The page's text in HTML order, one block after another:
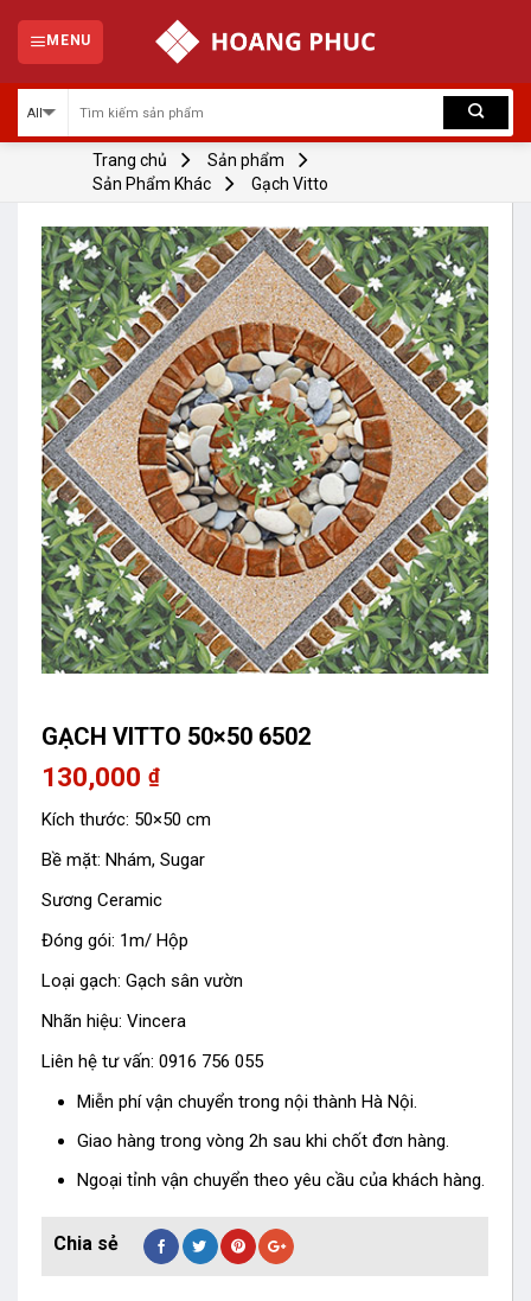
content
MENU
Trang chủ
Sản phẩm
Sản Phẩm Khác
Gạch Vitto
GẠCH VITTO 50×50 6502
130,000 ₫
Kích thước: 50×50 cm
Bề mặt: Nhám, Sugar
Sương Ceramic
Đóng gói: 1m/ Hộp
Loại gạch: Gạch sân vườn
Nhãn hiệu: Vincera
Liên hệ tư vấn: 0916 756 055
Miễn phí vận chuyển trong nội thành Hà Nội.
Giao hàng trong vòng 2h sau khi chốt đơn hàng.
Ngoại tỉnh vận chuyển theo yêu cầu của khách hàng.